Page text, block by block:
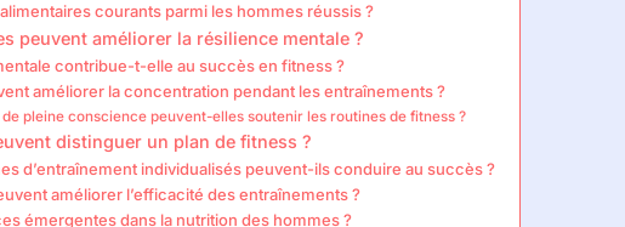
courants parmi les hommes réussis ?
peuvent améliorer la résilience mentale ?
contribue-t-elle au succès en fitness ?
améliorer la concentration pendant les entraînements ?
pleine conscience peuvent-elles soutenir les routines de fitness ?
distinguer un plan de fitness ?
d’entraînement individualisés peuvent-ils conduire au succès ?
améliorer l’efficacité des entraînements ?
émergentes dans la nutrition des hommes ?